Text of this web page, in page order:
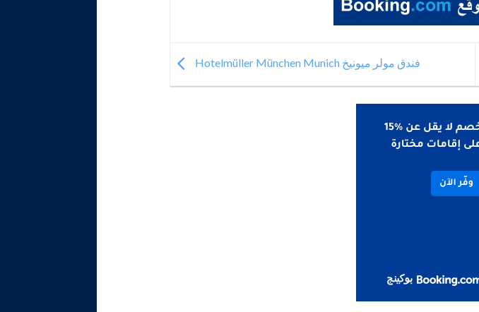
فندق مولر ميونيخ Hotelmüller München Munich